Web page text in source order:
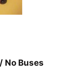
No Buses